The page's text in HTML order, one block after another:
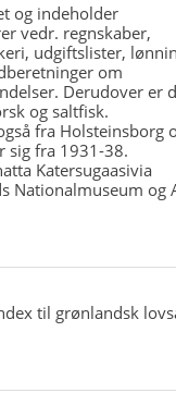
og indeholder
vedr. regnskaber,
udgiftslister,
om
Derudover er
og saltfisk.
fra Holsteinsborg
sig fra 1931-38.
Katersugaasivia
Nationalmuseum og
til grønlandsk